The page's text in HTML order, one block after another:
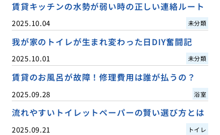
賃貸キッチンの水勢が弱い時の正しい連絡ルート
2025.10.04 未分類
我が家のトイレが生まれ変わった日DIY奮闘記
2025.10.01 未分類
賃貸のお風呂が故障！修理費用は誰が払うの？
2025.09.28 浴室
流れやすいトイレットペーパーの賢い選び方とは
2025.09.21 トイレ